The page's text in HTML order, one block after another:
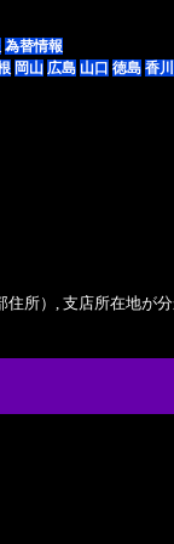
為替情報
岡山 広島 山口 徳島 香川
所）, 支店所在地が